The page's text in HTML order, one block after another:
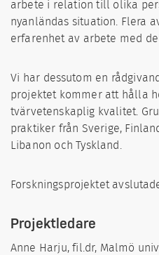
arbete i relation till olika
nyanländas situation. Flera
erfarenhet av arbete med
Vi har dessutom en
projektet kommer att hålla
tvärvetenskaplig kvalitet.
praktiker från Sverige,
Libanon och Tyskland.
Forskningsprojektet
Projektledare
Anne Harju, fil.dr, Malmö